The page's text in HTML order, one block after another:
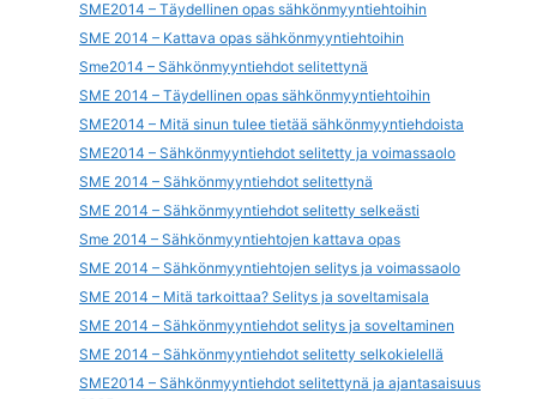
SME2014 – Täydellinen opas sähkönmyyntiehtoihin
SME 2014 – Kattava opas sähkönmyyntiehtoihin
Sme2014 – Sähkönmyyntiehdot selitettynä
SME 2014 – Täydellinen opas sähkönmyyntiehtoihin
SME2014 – Mitä sinun tulee tietää sähkönmyyntiehdoista
SME2014 – Sähkönmyyntiehdot selitetty ja voimassaolo
SME 2014 – Sähkönmyyntiehdot selitettynä
SME 2014 – Sähkönmyyntiehdot selitetty selkeästi
Sme 2014 – Sähkönmyyntiehtojen kattava opas
SME 2014 – Sähkönmyyntiehtojen selitys ja voimassaolo
SME 2014 – Mitä tarkoittaa? Selitys ja soveltamisala
SME 2014 – Sähkönmyyntiehdot selitys ja soveltaminen
SME 2014 – Sähkönmyyntiehdot selitetty selkokielellä
SME2014 – Sähkönmyyntiehdot selitettynä ja ajantasaisuus